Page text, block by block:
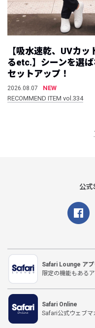
【吸水速乾、UVカッ
るetc.】シーンを選
セットアップ！
2026.08.07
NEW
RECOMMEND ITEM vol.334
公式
Safari Lounge アプ
限定の機能もある
Safari Online
Safari公式ウェブマ